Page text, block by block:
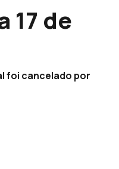
17 de
foi cancelado por